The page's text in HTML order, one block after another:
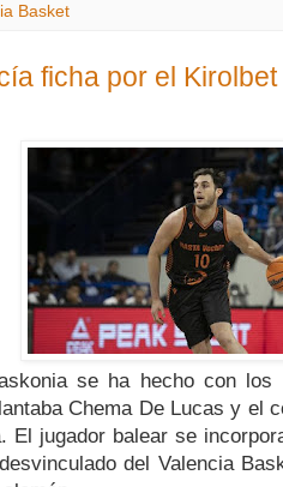
Basket
ficha por el
se ha hecho con
Chema De Lucas y el
El jugador balear se
del Valencia